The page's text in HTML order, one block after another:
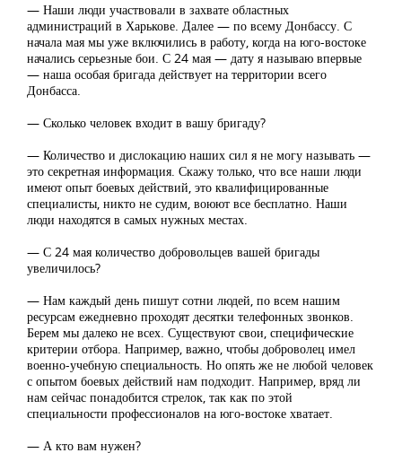
— Наши люди участвовали в захвате областных
администраций в Харькове. Далее — по всему Донбассу. С
начала мая мы уже включились в работу, когда на юго-востоке
начались серьезные бои. С 24 мая — дату я называю впервые
— наша особая бригада действует на территории всего
Донбасса.
— Сколько человек входит в вашу бригаду?
— Количество и дислокацию наших сил я не могу называть —
это секретная информация. Скажу только, что все наши люди
имеют опыт боевых действий, это квалифицированные
специалисты, никто не судим, воюют все бесплатно. Наши
люди находятся в самых нужных местах.
— С 24 мая количество добровольцев вашей бригады
увеличилось?
— Нам каждый день пишут сотни людей, по всем нашим
ресурсам ежедневно проходят десятки телефонных звонков.
Берем мы далеко не всех. Существуют свои, специфические
критерии отбора. Например, важно, чтобы доброволец имел
военно-учебную специальность. Но опять же не любой человек
с опытом боевых действий нам подходит. Например, вряд ли
нам сейчас понадобится стрелок, так как по этой
специальности профессионалов на юго-востоке хватает.
— А кто вам нужен?